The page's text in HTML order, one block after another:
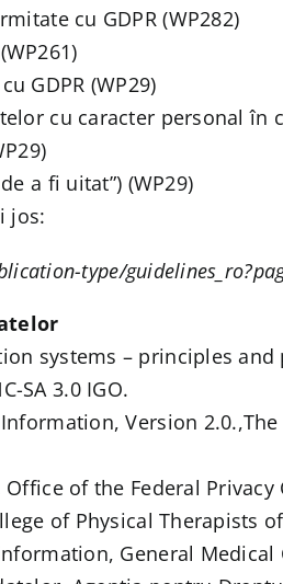
cu GDPR (WP282)
GDPR (WP29)
cu caracter personal
a fi uitat”) (WP29)
jos:
type/
systems – principles and
SA 3.0 IGO.
Version
of the Federal Privacy
of Physical Therapists
General Medical